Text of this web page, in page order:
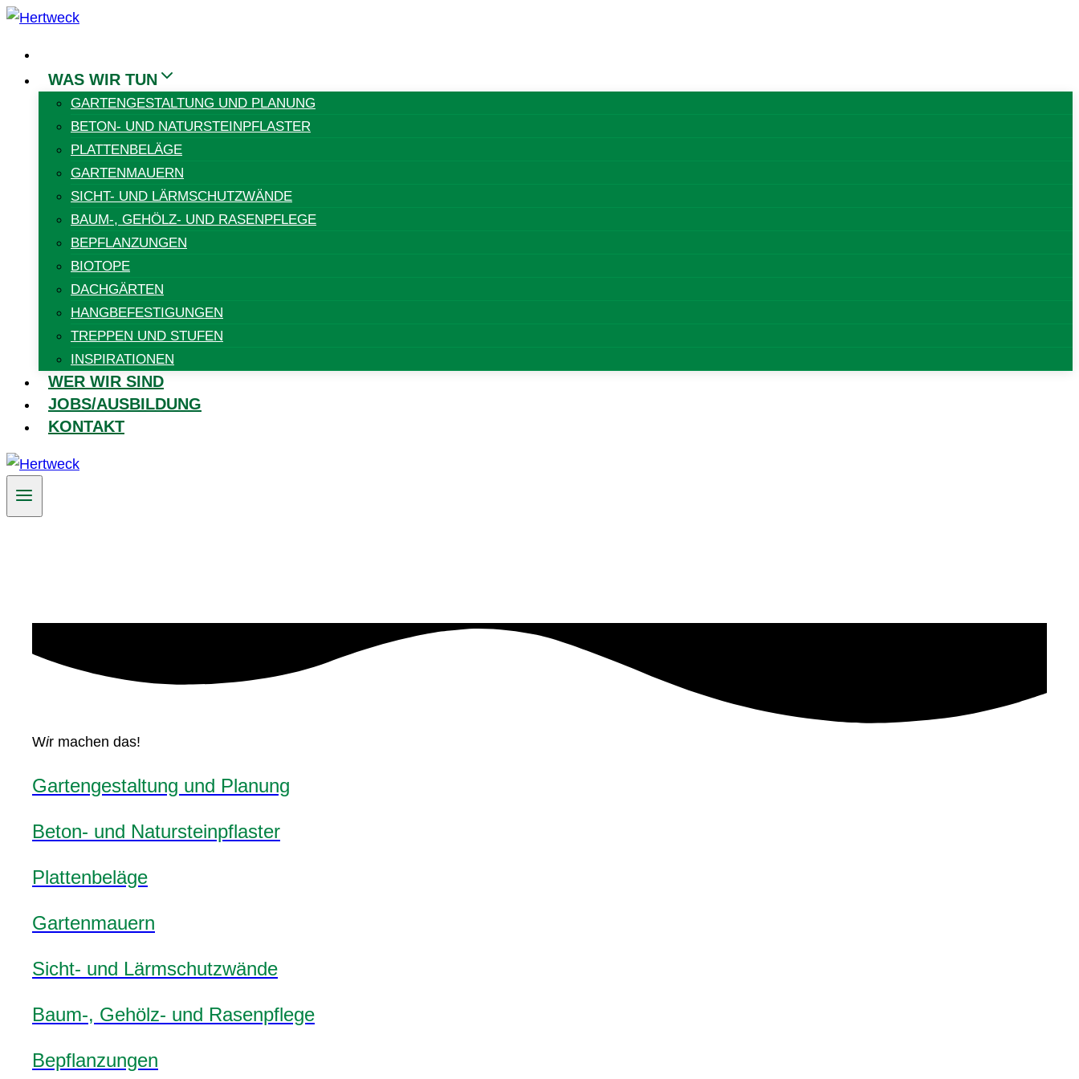
Skip
content
WAS WIR TUN
GARTENGESTALTUNG UND PLANUNG
BETON- UND NATURSTEINPFLASTER
PLATTENBELÄGE
GARTENMAUERN
SICHT- UND LÄRMSCHUTZWÄNDE
BAUM-, GEHÖLZ- UND RASENPFLEGE
BEPFLANZUNGEN
BIOTOPE
DACHGÄRTEN
HANGBEFESTIGUNGEN
TREPPEN UND STUFEN
INSPIRATIONEN
WER WIR SIND
JOBS/AUSBILDUNG
KONTAKT
Wir machen das!
Gartengestaltung und Planung
Beton- und Natursteinpflaster
Plattenbeläge
Gartenmauern
Sicht- und Lärmschutzwände
Baum-, Gehölz- und Rasenpflege
Bepflanzungen